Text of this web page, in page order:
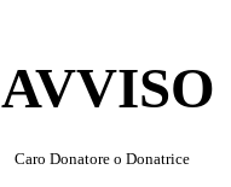
Caro Donatore o Donatrice